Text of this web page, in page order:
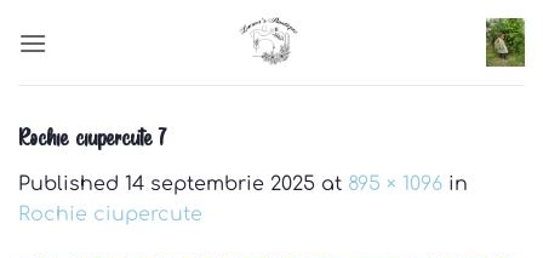
Rochie ciupercute 7
Published 14 septembrie 2025 at 895 × 1096 in
Rochie ciupercute